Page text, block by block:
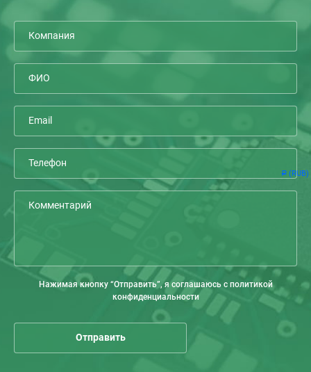
Р (RUB)
Нажимая кнопку “Отправить”, я соглашаюсь с политикой
конфиденциальности